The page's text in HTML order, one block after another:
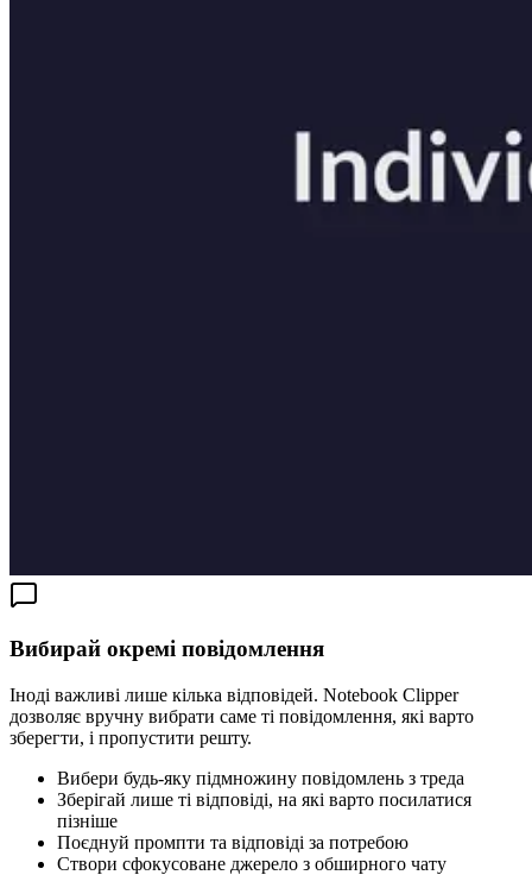
Вибирай окремі повідомлення
Іноді важливі лише кілька відповідей. Notebook Clipper
дозволяє вручну вибрати саме ті повідомлення, які варто
зберегти, і пропустити решту.
Вибери будь-яку підмножину повідомлень з треда
Зберігай лише ті відповіді, на які варто посилатися
пізніше
Поєднуй промпти та відповіді за потребою
Створи сфокусоване джерело з обширного чату